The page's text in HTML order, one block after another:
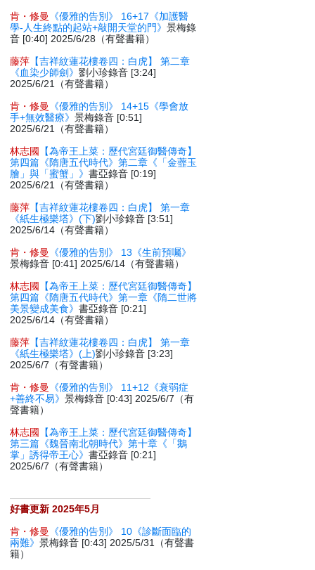
肯・修曼
《優雅的告別》 16+17《加護醫
學-人生終點的起站+敲開天堂的門》景梅錄
音 [0:40] 2025/6/28（有聲書籍）
藤萍 【吉祥紋蓮花樓卷四：白虎】 第二章
《血染少師劍》劉小珍錄音 [3:24]
2025/6/21（有聲書籍）
肯・修曼
《優雅的告別》 14+15《學會放
手+無效醫療》景梅錄音 [0:51]
2025/6/21（有聲書籍）
林志國
【為帝王上菜：歷代宮廷御醫傳奇】
第四篇《隋唐五代時代》第二章《「金虀玉
膾」與「蜜蟹」》書亞錄音 [0:19]
2025/6/21（有聲書籍）
藤萍 【吉祥紋蓮花樓卷四：白虎】 第一章
《紙生極樂塔》(下)劉小珍錄音 [3:51]
2025/6/14（有聲書籍）
肯・修曼
《優雅的告別》 13《生前預囑》
景梅錄音 [0:41] 2025/6/14（有聲書籍）
林志國
【為帝王上菜：歷代宮廷御醫傳奇】
第四篇《隋唐五代時代》第一章《隋二世將
美景變成美食》書亞錄音 [0:21]
2025/6/14（有聲書籍）
藤萍 【吉祥紋蓮花樓卷四：白虎】 第一章
《紙生極樂塔》(上)劉小珍錄音 [3:23]
2025/6/7（有聲書籍）
肯・修曼
《優雅的告別》 11+12《衰弱症
+善終不易》景梅錄音 [0:43] 2025/6/7（有
聲書籍）
林志國
【為帝王上菜：歷代宮廷御醫傳奇】
第三篇《魏晉南北朝時代》第十章《「鵝
掌」誘得帝王心》書亞錄音 [0:21]
2025/6/7（有聲書籍）
好書更新 2025年5月
肯・修曼
《優雅的告別》 10《診斷面臨的
兩難》景梅錄音 [0:43] 2025/5/31（有聲書
籍）